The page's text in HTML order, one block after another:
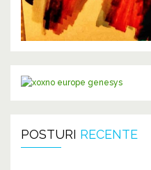
POSTURI RECENTE